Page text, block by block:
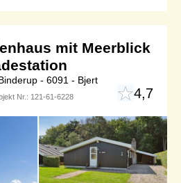
mit Meerblick
- 6091 - Bjert
Nr.: 121-61-6228 4,7